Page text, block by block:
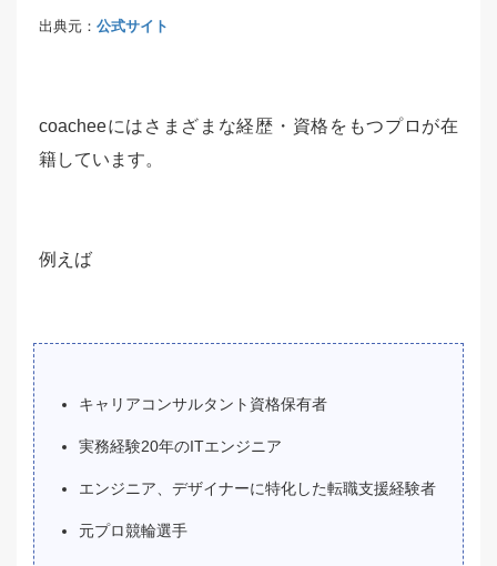
出典元： 公式サイト
coacheeにはさまざまな経歴・資格をもつプロが在
籍しています。
例えば
キャリアコンサルタント資格保有者
実務経験20年のITエンジニア
エンジニア、デザイナーに特化した転職支援経験者
元プロ競輪選手